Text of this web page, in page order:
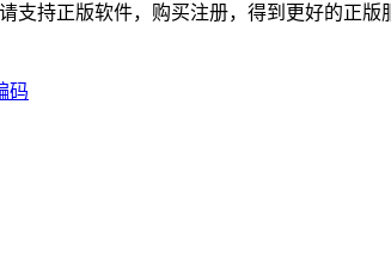
支持正版软件，购买注册，得到更好的正版
码